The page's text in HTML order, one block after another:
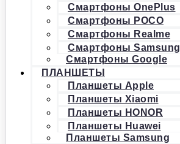
Смартфоны OnePlus
Смартфоны POCO
Смартфоны Realme
Смартфоны Samsung
Смартфоны Google
ПЛАНШЕТЫ
Планшеты Apple
Планшеты Xiaomi
Планшеты HONOR
Планшеты Huawei
Планшеты Samsung